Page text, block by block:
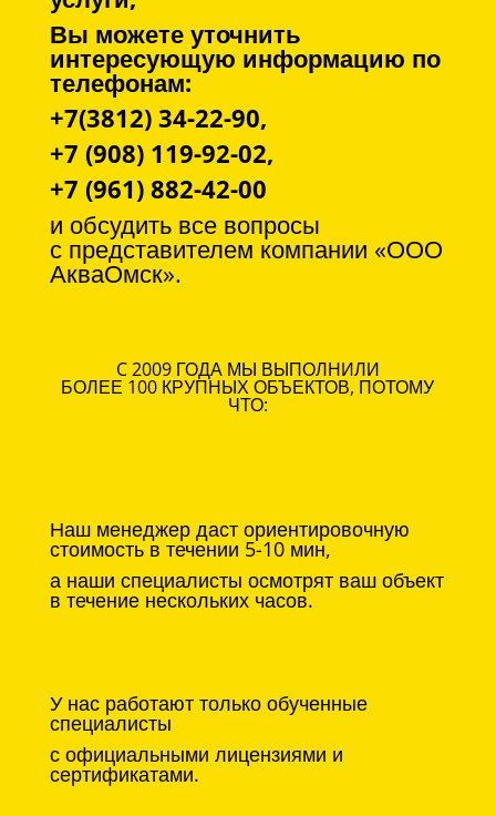
Вы можете уточнить
интересующую информацию по
телефонам:
+7(3812) 34-22-90,
+7 (908) 119-92-02,
+7 (961) 882-42-00
и обсудить все вопросы
с представителем компании «ООО
АкваОмск».
C 2009 ГОДА МЫ ВЫПОЛНИЛИ
БОЛЕЕ 100 КРУПНЫХ ОБЪЕКТОВ, ПОТОМУ
ЧТО:
Наш менеджер даст ориентировочную
стоимость в течении 5-10 мин,
а наши специалисты осмотрят ваш объект
в течение нескольких часов.
У нас работают только обученные
специалисты
с официальными лицензиями и
сертификатами.